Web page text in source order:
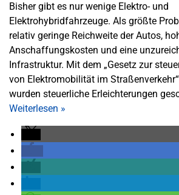
Bisher gibt es nur wenige Elektro- und
Elektrohybridfahrzeuge. Als größte
relativ geringe Reichweite der Autos,
Anschaffungskosten und eine
Infrastruktur. Mit dem „Gesetz zur
von Elektromobilität im
wurden steuerliche Erleichterungen
Weiterlesen »